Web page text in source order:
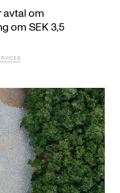
avtal om
om SEK 3,5